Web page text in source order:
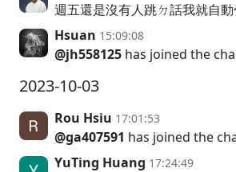
週五還是沒有人跳ㄉ話我就自動
Hsuan 15:09:08
@jh558125 has joined the
2023-10-03
Rou Hsiu 17:01:53
@ga407591 has joined the
YuTing Huang 17:24:49